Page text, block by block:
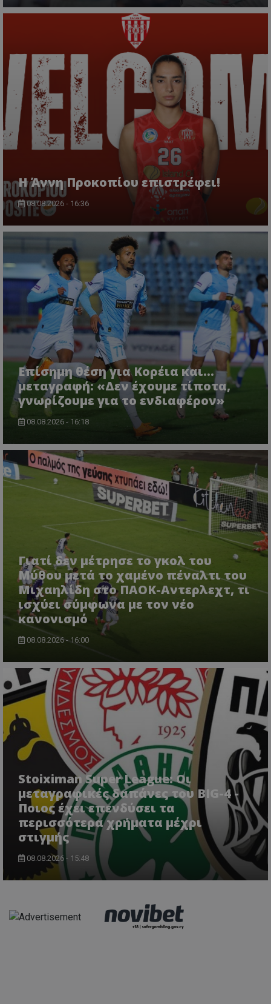
Η Άννη Προκοπίου επιστρέφει!
08.08.2026 - 16:36
Επίσημη θέση για Κορέια και...
μεταγραφή: «Δεν έχουμε τίποτα,
γνωρίζουμε για το ενδιαφέρον»
08.08.2026 - 16:18
Γιατί δεν μέτρησε το γκολ του
Μύθου μετά το χαμένο πέναλτι του
Μιχαηλίδη στο ΠΑΟΚ-Αντερλεχτ, τι
ισχύει σύμφωνα με τον νέο
κανονισμό
08.08.2026 - 16:00
Stoiximan Super League: Οι
μεταγραφικές δαπάνες του BIG-4 -
Ποιος έχει επενδύσει τα
περισσότερα χρήματα μέχρι
στιγμής
08.08.2026 - 15:48